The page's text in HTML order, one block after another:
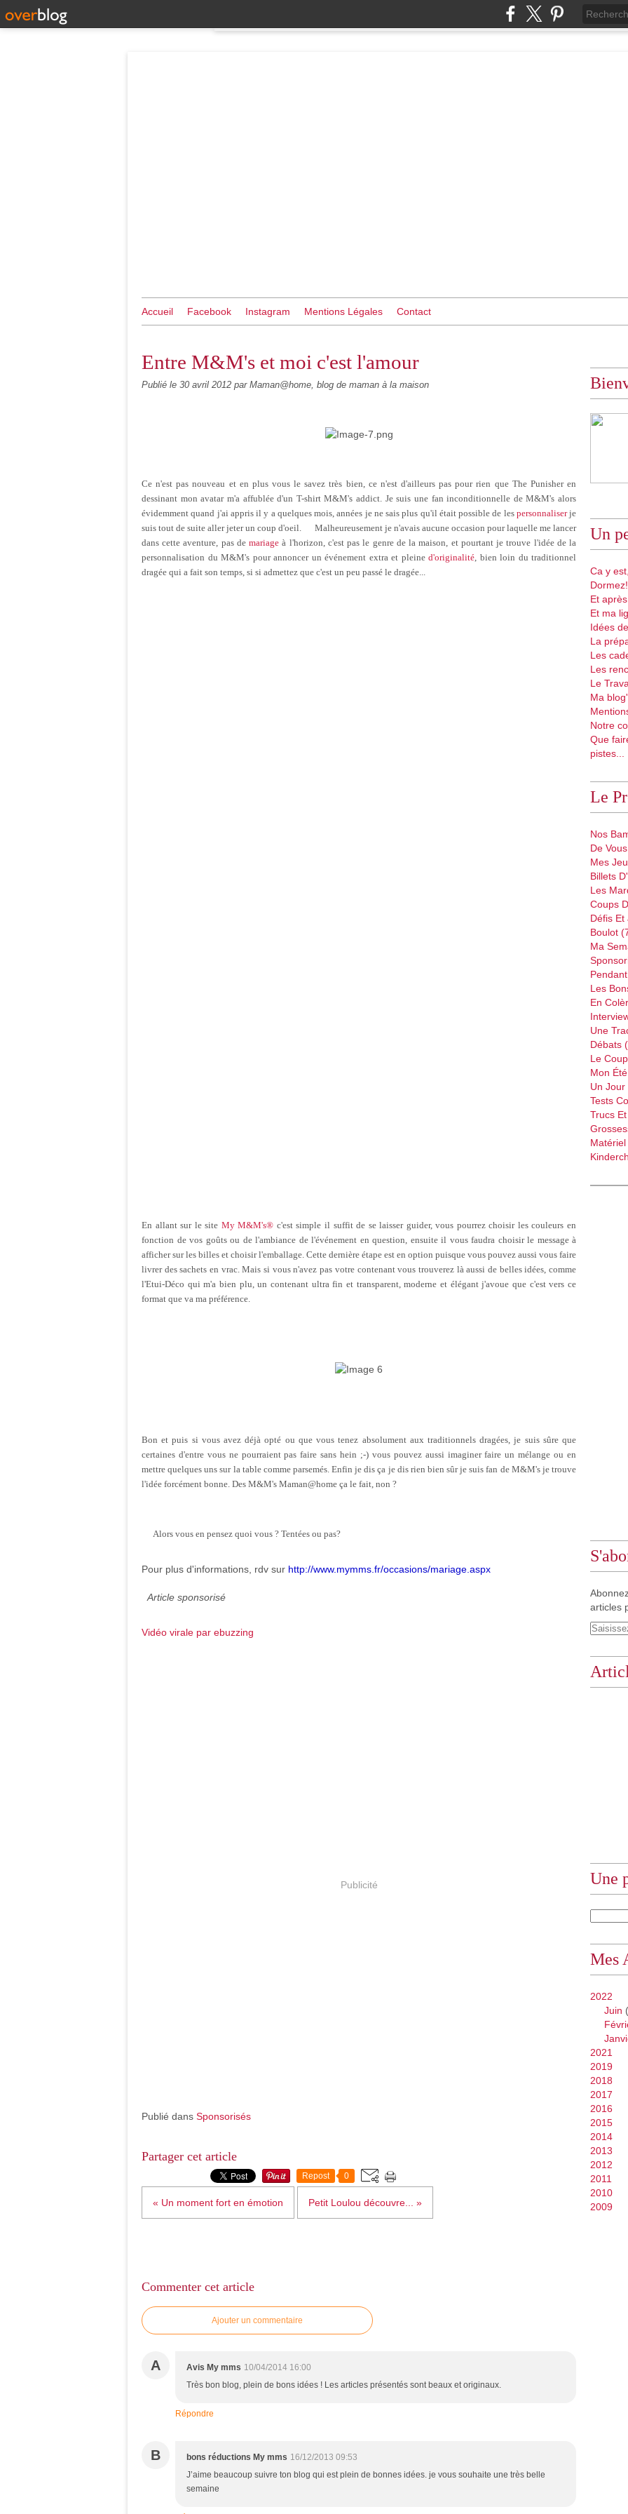
Accueil Facebook Instagram Mentions Légales Contact
Entre M&M's et moi c'est l'amour
Publié le 30 avril 2012 par Maman@home, blog de maman à la maison
Ce n'est pas nouveau et en plus vous le savez très bien, ce n'est d'ailleurs pas pour rien que The Punisher en
dessinant mon avatar m'a affublée d'un T-shirt M&M's addict. Je suis une fan inconditionnelle de M&M's alors
évidemment quand j'ai appris il y a quelques mois, années je ne sais plus qu'il était possible de les personnaliserje
suis tout de suite aller jeter un coup d'oeil. Malheureusement je n'avais aucune occasion pour laquelle me lancer
dans cette aventure, pas demariage à l'horizon, c'est pas le genre de la maison, et pourtant je trouve l'idée de la
personnalisation du M&M's pour annoncer un événement extra et pleine d'originalité, bien loin du traditionnel
dragée qui a fait son temps, si si admettez que c'est un peu passé le dragée...
En allant sur le site My M&M's® c'est simple il suffit de se laisser guider, vous pourrez choisir les couleurs en
fonction de vos goûts ou de l'ambiance de l'événement en question, ensuite il vous faudra choisir le message à
afficher sur les billes et choisir l'emballage. Cette dernière étape est en option puisque vous pouvez aussi vous faire
livrer des sachets en vrac. Mais si vous n'avez pas votre contenant vous trouverez là aussi de belles idées, comme
l'Etui-Déco qui m'a bien plu, un contenant ultra fin et transparent, moderne et élégant j'avoue que c'est vers ce
format que va ma préférence.
Bon et puis si vous avez déjà opté ou que vous tenez absolument aux traditionnels dragées, je suis sûre que
certaines d'entre vous ne pourraient pas faire sans hein ;-) vous pouvez aussi imaginer faire un mélange ou en
mettre quelques uns sur la table comme parsemés. Enfin je dis ça je dis rien bien sûr je suis fan de M&M's je trouve
l'idée forcément bonne. Des M&M's Maman@home ça le fait, non ?
Alors vous en pensez quoi vous ? Tentées ou pas?
Pour plus d'informations, rdv sur http://www.mymms.fr/occasions/mariage.aspx
Article sponsorisé
Vidéo virale par ebuzzing
Publicité
Publié dans Sponsorisés
Partager cet article
Repost 0
« Un moment fort en émotion Petit Loulou découvre... »
Commenter cet article
Ajouter un commentaire
A Avis My mms 10/04/2014 16:00
Très bon blog, plein de bons idées ! Les articles présentés sont beaux et originaux.
Répondre
B bons réductions My mms 16/12/2013 09:53
J’aime beaucoup suivre ton blog qui est plein de bonnes idées. je vous souhaite une très belle
semaine
Un
Ca y
Dormez!
Et
Et ma
Idées
La
Les
Les
Le
Ma
Notre
Que
pistes...
Le
Nos
De
Mes
Billets
Les
Coups
Défis Et
Boulot
Ma
Les
En
Une
Débats
Le
Mon
Un
Tests
Trucs
articles
Une
Mes
2022
Juin
2021
2019
2018
2017
2016
2015
2014
2013
2012
2011
2010
2009